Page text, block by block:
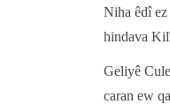
Niha êdî
hindava
Geliyê
caran ew